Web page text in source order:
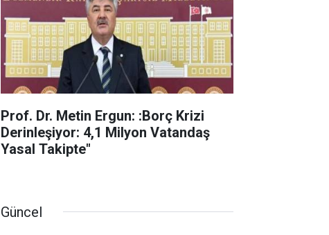
Prof. Dr. Metin Ergun: :Borç Krizi
Derinleşiyor: 4,1 Milyon Vatandaş
Yasal Takipte"
Güncel